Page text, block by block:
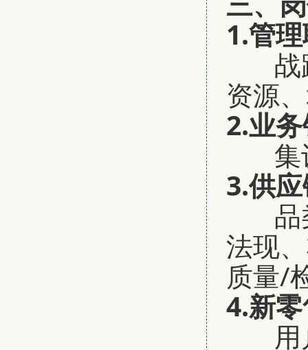
1.管
资源
2.业
3.供
法现
质量/
4.新